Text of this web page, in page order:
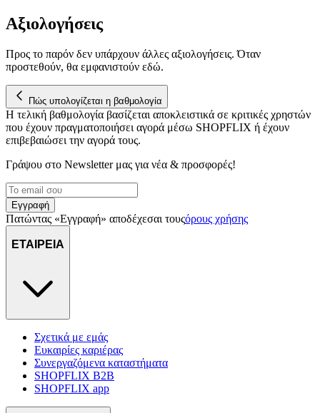
Αξιολογήσεις
Προς το παρόν δεν υπάρχουν άλλες αξιολογήσεις. Όταν
προστεθούν, θα εμφανιστούν εδώ.
Πώς υπολογίζεται η βαθμολογία
Η τελική βαθμολογία βασίζεται αποκλειστικά σε κριτικές χρηστών
που έχουν πραγματοποιήσει αγορά μέσω SHOPFLIX ή έχουν
επιβεβαιώσει την αγορά τους.
Γράψου στο Νewsletter μας για νέα & προσφορές!
Εγγραφή
Πατώντας «Εγγραφή» αποδέχεσαι τουςόρους χρήσης
ΕΤΑΙΡΕΙΑ
Σχετικά με εμάς
Ευκαιρίες καριέρας
Συνεργαζόμενα καταστήματα
SHOPFLIX B2B
SHOPFLIX app